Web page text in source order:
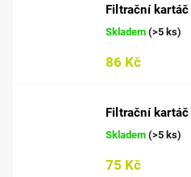
Filtrační
Skladem (>5 ks)
86 Kč
Filtrační
Skladem (>5 ks)
75 Kč